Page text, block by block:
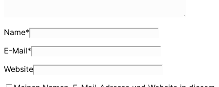
Name*
E-Mail*
Website